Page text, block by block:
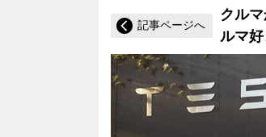
記事ページへ
クル
ルマ